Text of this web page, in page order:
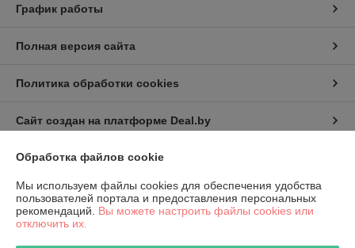
График работы
Полная версия сайта
Политика обработки cookies
Сайт создан на платформе Deal.by
Юридическое лицо:КИП-Эксперт ООО
220007, г. Минск, ул. Жуковского, 11А, пом. №6
Обработка файлов cookie
Мы используем файлы cookies для обеспечения удобства
пользователей портала и предоставления персональных
рекомендаций. Вы можете настроить файлы cookies или
отключить их.